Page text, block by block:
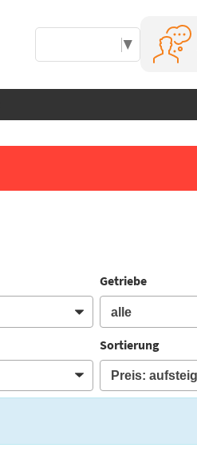
▼
Getriebe
Sortierung